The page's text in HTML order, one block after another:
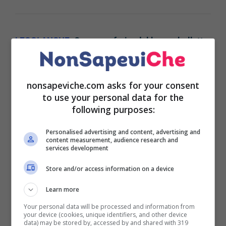
LEGGI ANCHE:Come usufruire del bonus bollette
2022, ecco a chi spetta e come si richiede
Inoltre, un nuovo Bonus Bollette è stato
bastare.E’ necessario, infatti, che ulteriori misure
siano adottate dalle stesse famiglie:ci sono
Ecco qualche consiglio utile e
abitudine che vi farà trovare un notevole
risparmio sulla bolletta della fornitura bimestrale.
nonsapeviche.com asks for your consent
to use your personal data for the
following purposes:
Personalised advertising and content, advertising and
content measurement, audience research and
services development
Store and/or access information on a device
Learn more
Your personal data will be processed and information from
your device (cookies, unique identifiers, and other device
data) may be stored by, accessed by and shared with 319